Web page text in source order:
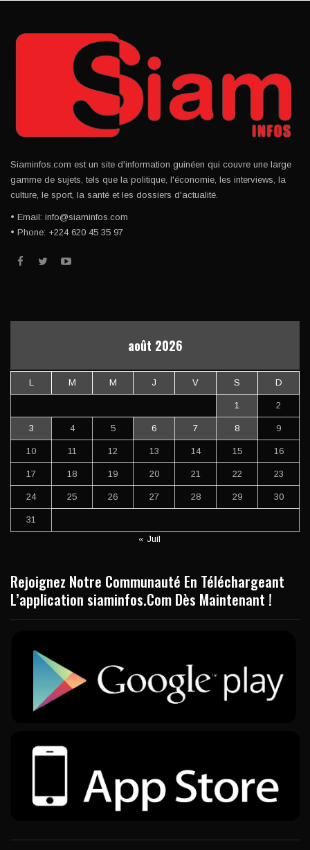
Siaminfos.com est un site d'information guinéen qui couvre une large
gamme de sujets, tels que la politique, l'économie, les interviews, la
culture, le sport, la santé et les dossiers d'actualité.
• Email: info@siaminfos.com
• Phone: +224 620 45 35 97
août 2026
L M M J V S D
1 2
3 4 5 6 7 8 9
10 11 12 13 14 15 16
17 18 19 20 21 22 23
24 25 26 27 28 29 30
31
« Juil
Rejoignez Notre Communauté En Téléchargeant
L’application siaminfos.Com Dès Maintenant !